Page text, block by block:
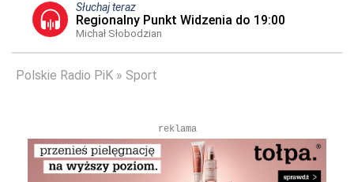
Słuchaj teraz
Regionalny Punkt Widzenia do 19:00
Michał Słobodzian
Polskie Radio PiK Sport
reklama